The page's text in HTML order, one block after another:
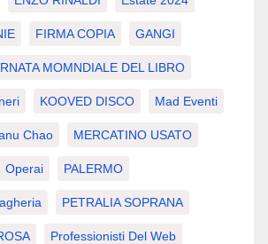
FIRMA COPIA GANGI
MOMNDIALE DEL LIBRO
KOOVED DISCO Mad Eventi
Chao MERCATINO USATO
Operai PALERMO
PETRALIA SOPRANA
Professionisti Del Web